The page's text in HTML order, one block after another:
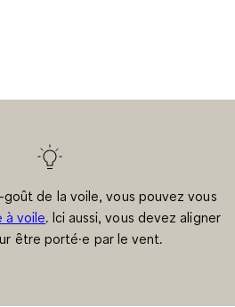
goût de la voile, vous pouvez vous
à voile. Ici aussi, vous devez aligner
être porté·e par le vent.